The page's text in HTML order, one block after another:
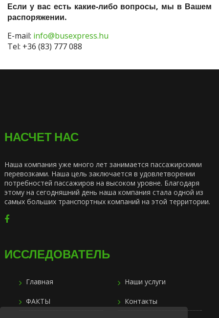
Если у вас есть какие-либо вопросы, мы в Вашем
распоряжении.
E-mail: info@busexpress.hu
Tel: +36 (83) 777 088
НАСЧЕТ НАС
Наша компания уже много лет занимается пассажирскими
перевозками. Наша цель заключается в удовлетворении
потребностей пассажиров на высоком уровне. Благодаря
этому на сегодняшний день наша компания стала одной из
самых больших транспортных компаний на этой территории.
ИССЛЕДОВАТЕЛЬ
Главная Наши услуги
ФАКТЫ Контакты